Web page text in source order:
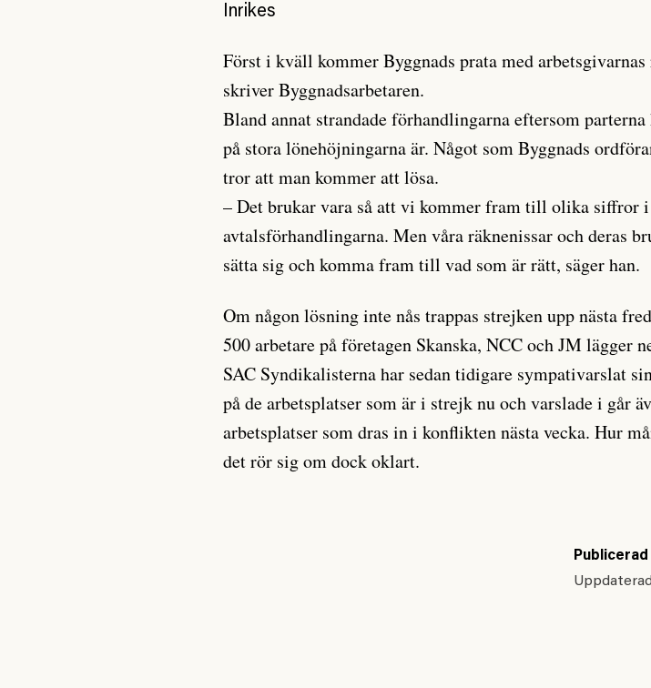
Inrikes
Först i kväll kommer Byggnads prata med arbetsgivarnas
skriver Byggnadsarbetaren.
Bland annat strandade förhandlingarna eftersom
på stora lönehöjningarna är. Något som Byggnads
tror att man kommer att lösa.
– Det brukar vara så att vi kommer fram till olika siffror i
avtalsförhandlingarna. Men våra räknenissar och deras
sätta sig och komma fram till vad som är rätt, säger han.
Om någon lösning inte nås trappas strejken upp nästa
500 arbetare på företagen Skanska, NCC och JM lägger
SAC Syndikalisterna har sedan tidigare sympativarslat
på de arbetsplatser som är i strejk nu och varslade i går
arbetsplatser som dras in i konflikten nästa vecka. Hur
det rör sig om dock oklart.
Publicerad
Uppdaterad